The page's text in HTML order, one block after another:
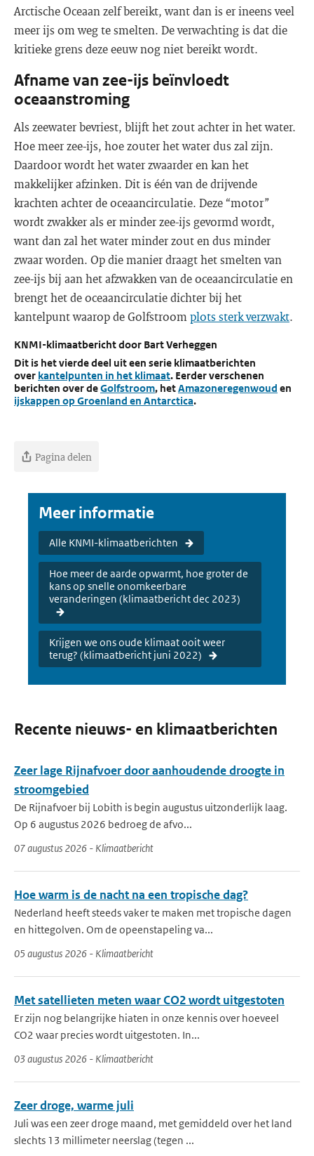
Arctische Oceaan zelf bereikt, want dan is er ineens veel
meer ijs om weg te smelten. De verwachting is dat die
kritieke grens deze eeuw nog niet bereikt wordt.
Afname van zee-ijs beïnvloedt
oceaanstroming
Als zeewater bevriest, blijft het zout achter in het water.
Hoe meer zee-ijs, hoe zouter het water dus zal zijn.
Daardoor wordt het water zwaarder en kan het
makkelijker afzinken. Dit is één van de drijvende
krachten achter de oceaancirculatie. Deze “motor”
wordt zwakker als er minder zee-ijs gevormd wordt,
want dan zal het water minder zout en dus minder
zwaar worden. Op die manier draagt het smelten van
zee-ijs bij aan het afzwakken van de oceaancirculatie en
brengt het de oceaancirculatie dichter bij het
kantelpunt waarop de Golfstroom plots sterk verzwakt.
KNMI-klimaatbericht door Bart Verheggen
Dit is het vierde deel uit een serie klimaatberichten
over kantelpunten in het klimaat. Eerder verschenen
berichten over deGolfstroom, hetAmazoneregenwoud en
ijskappen op Groenland en Antarctica.
Pagina delen
Meer informatie
Alle KNMI-klimaatberichten
Hoe meer de aarde opwarmt, hoe groter de
kans op snelle onomkeerbare
veranderingen (klimaatbericht dec 2023)
Krijgen we ons oude klimaat ooit weer
terug? (klimaatbericht juni 2022)
Recente nieuws- en klimaatberichten
Zeer lage Rijnafvoer door aanhoudende droogte in
stroomgebied
De Rijnafvoer bij Lobith is begin augustus uitzonderlijk laag.
Op 6 augustus 2026 bedroeg de afvo...
07 augustus 2026 - Klimaatbericht
Hoe warm is de nacht na een tropische dag?
Nederland heeft steeds vaker te maken met tropische dagen
en hittegolven. Om de opeenstapeling va...
05 augustus 2026 - Klimaatbericht
Met satellieten meten waar CO2 wordt uitgestoten
Er zijn nog belangrijke hiaten in onze kennis over hoeveel
CO2 waar precies wordt uitgestoten. In...
03 augustus 2026 - Klimaatbericht
Zeer droge, warme juli
Juli was een zeer droge maand, met gemiddeld over het land
slechts 13 millimeter neerslag (tegen ...